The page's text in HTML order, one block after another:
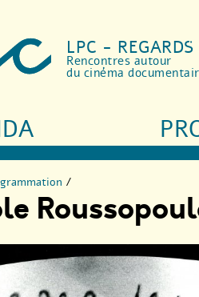
LPC -
Rencontres autour
du cinéma
/